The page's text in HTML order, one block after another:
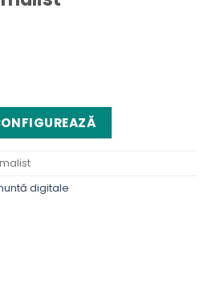
digitale